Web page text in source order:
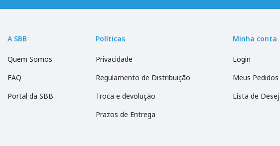
A SBB
Quem Somos
FAQ
Portal da SBB
Políticas
Privacidade
Regulamento de Distribuição
Troca e devolução
Prazos de Entrega
Minha conta
Login
Meus Pedidos
Lista de